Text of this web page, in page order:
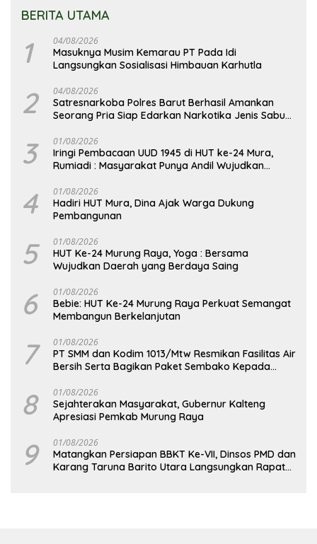
BERITA UTAMA
1 04/08/2026
Masuknya Musim Kemarau PT Pada Idi
Langsungkan Sosialisasi Himbauan Karhutla
2 04/08/2026
Satresnarkoba Polres Barut Berhasil Amankan
Seorang Pria Siap Edarkan Narkotika Jenis Sabu
3 01/08/2026
Iringi Pembacaan UUD 1945 di HUT ke-24 Mura,
Rumiadi : Masyarakat Punya Andil Wujudkan
4 01/08/2026
Hadiri HUT Mura, Dina Ajak Warga Dukung
Pembangunan
5 01/08/2026
HUT Ke-24 Murung Raya, Yoga : Bersama
Wujudkan Daerah yang Berdaya Saing
6 01/08/2026
Bebie: HUT Ke-24 Murung Raya Perkuat Semangat
Membangun Berkelanjutan
7 01/08/2026
PT SMM dan Kodim 1013/Mtw Resmikan Fasilitas Air
Bersih Serta Bagikan Paket Sembako Kepada
8 01/08/2026
Sejahterakan Masyarakat, Gubernur Kalteng
Apresiasi Pemkab Murung Raya
9 01/08/2026
Matangkan Persiapan BBKT Ke-VII, Dinsos PMD dan
Karang Taruna Barito Utara Langsungkan Rapat